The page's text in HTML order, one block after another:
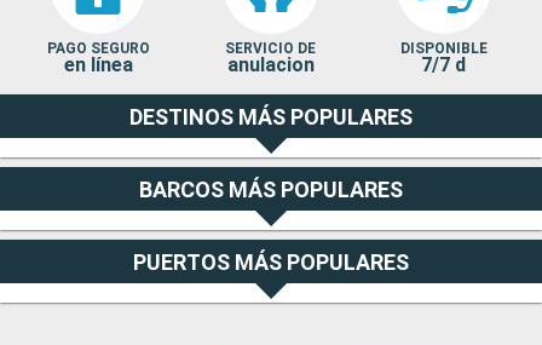
PAGO SEGURO
en línea
SERVICIO DE
anulacion
DISPONIBLE
7/7 d
DESTINOS MÁS POPULARES
BARCOS MÁS POPULARES
PUERTOS MÁS POPULARES